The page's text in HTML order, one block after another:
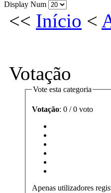
Display Num
<< Início <
Votação
Vote esta categoria
Votação: 0 / 0 voto
Apenas utilizadores